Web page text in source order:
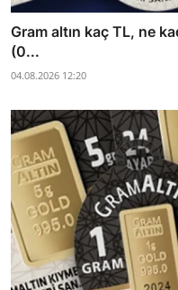
Gram altın kaç TL, ne
(0...
04.08.2026 12:20